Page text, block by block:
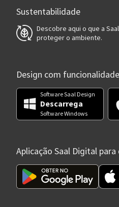
Sustentabilidade
Descobre aqui o que a
proteger o ambiente.
Design com
Software Saal Design
Descarrega
Software Windows
Aplicação Saal Digital